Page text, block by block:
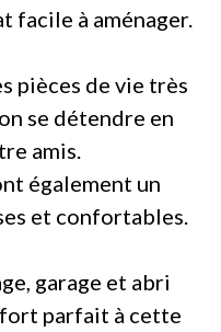
facile à aménager.
pièces de vie très
se détendre en
amis.
également un
et confortables.
garage et abri
parfait à cette